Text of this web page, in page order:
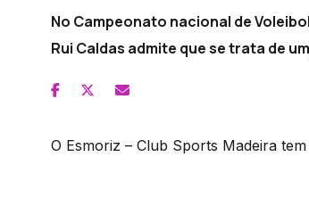
No Campeonato nacional de
Rui Caldas admite que se trata de
O Esmoriz – Club Sports Madeira